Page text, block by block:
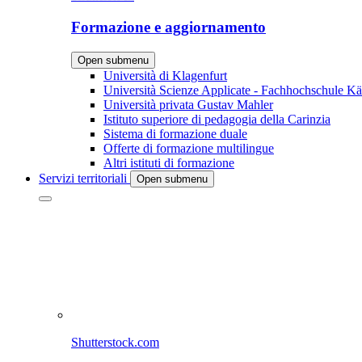
Formazione e aggiornamento
Open submenu
Università di Klagenfurt
Università Scienze Applicate - Fachhochschule
Università privata Gustav Mahler
Istituto superiore di pedagogia della Carinzia
Sistema di formazione duale
Offerte di formazione multilingue
Altri istituti di formazione
Servizi territoriali
Open submenu
Shutterstock.com